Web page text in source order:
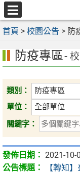
跳
至
主
容
區
選
單
首頁 > 校園公告 > 防
防疫專區-
類別：
單位：
關鍵字：
2021-10-
【轉知